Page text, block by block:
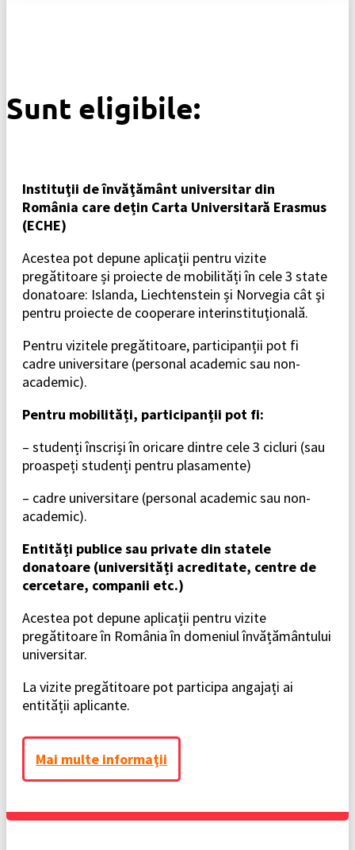
Sunt eligibile:
Instituţii de învăţământ universitar din
România care dețin Carta Universitară Erasmus
(ECHE)
Acestea pot depune aplicaţii pentru vizite
pregătitoare și proiecte de mobilități în cele 3 state
donatoare: Islanda, Liechtenstein și Norvegia cât şi
pentru proiecte de cooperare interinstituţională.
Pentru vizitele pregătitoare, participanții pot fi
cadre universitare (personal academic sau non-
academic).
Pentru mobilități, participanții pot fi:
– studenți înscriși în oricare dintre cele 3 cicluri (sau
proaspeți studenți pentru plasamente)
– cadre universitare (personal academic sau non-
academic).
Entități publice sau private din statele
donatoare (universități acreditate, centre de
cercetare, companii etc.)
Acestea pot depune aplicații pentru vizite
pregătitoare în România în domeniul învățământului
universitar.
La vizite pregătitoare pot participa angajați ai
entității aplicante.
Mai multe informaţii